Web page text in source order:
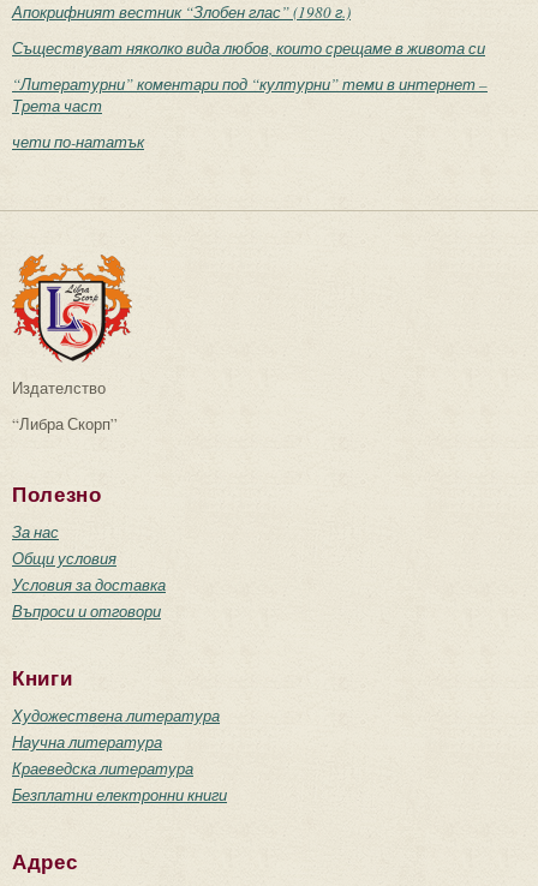
Апокрифният вестник “Злобен глас” (1980 г.)
Съществуват няколко вида любов, които срещаме в живота си
“Литературни” коментари под “културни” теми в интернет –
Трета част
чети по-нататък
Издателство
“Либра Скорп”
Полезно
За нас
Общи условия
Условия за доставка
Въпроси и отговори
Книги
Художествена литература
Научна литература
Краеведска литература
Безплатни електронни книги
Адрес